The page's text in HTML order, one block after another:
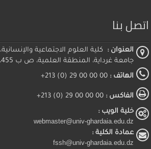
اتصل بنا
العنوان : كلية العلوم الاجتماعية والإنسانية،
جامعة غرداية، المنطقة العلمية، ص ب 455، غرداية، 47000، الجزائر
الهاتف : 00 00 00 29 (0) 213+
الفاكس : 00 00 00 29 (0) 213+
خلية الويب :
webmaster@univ-ghardaia.edu.dz
عمادة الكلية :
fssh@univ-ghardaia.edu.dz